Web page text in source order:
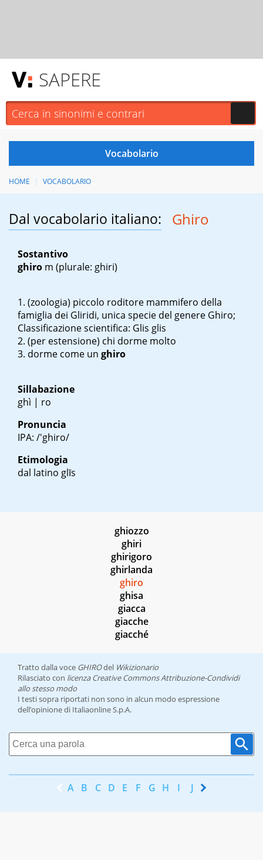
SAPERE
HOME VOCABOLARIO
Dal vocabolario italiano: Ghiro
Sostantivo
ghiro m (plurale: ghiri)
(zoologia) piccolo roditore mammifero della
famiglia dei Gliridi, unica specie del genere Ghiro;
Classificazione scientifica: Glis glis
(per estensione) chi dorme molto
dorme come un ghiro
Sillabazione
ghì | ro
Pronuncia
IPA: /'ghiro/
Etimologia
dal latino glīs
ghiozzo
ghiri
ghirigoro
ghirlanda
ghiro
ghisa
giacca
giacche
giacché
Tratto dalla voce GHIROdel Wikizionario
Rilasciato con licenza Creative Commons Attribuzione-Condividi
allo stesso modo
I testi sopra riportati non sono in alcun modo espressione
dell’opinione di Italiaonline S.p.A.
A B C D E F G H I J K